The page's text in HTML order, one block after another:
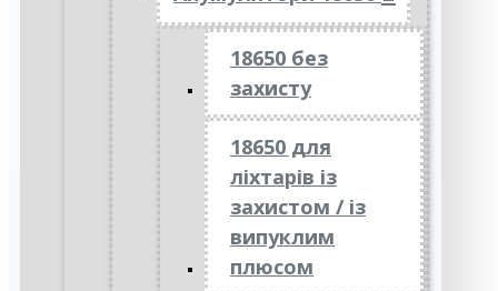
18650 без
захисту
18650 для
ліхтарів із
захистом / із
випуклим
плюсом